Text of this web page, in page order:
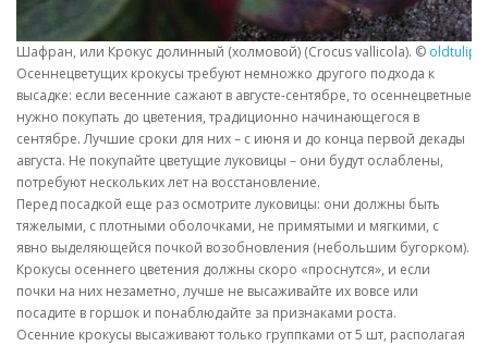
Шафран, или Крокус долинный (холмовой) (Crocus vallicola). © oldtulips
Осеннецветущих крокусы требуют немножко другого подхода к
высадке: если весенние сажают в августе-сентябре, то осеннецветные
нужно покупать до цветения, традиционно начинающегося в
сентябре. Лучшие сроки для них – с июня и до конца первой декады
августа. Не покупайте цветущие луковицы – они будут ослаблены,
потребуют нескольких лет на восстановление.
Перед посадкой еще раз осмотрите луковицы: они должны быть
тяжелыми, с плотными оболочками, не примятыми и мягкими, с
явно выделяющейся почкой возобновления (небольшим бугорком).
Крокусы осеннего цветения должны скоро «проснутся», и если
почки на них незаметно, лучше не высаживайте их вовсе или
посадите в горшок и понаблюдайте за признаками роста.
Осенние крокусы высаживают только группками от 5 шт, располагая